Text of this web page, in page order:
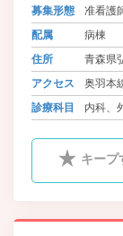
募集形態
准看護
配属
病棟
住所
青森県
アクセス
奥羽本
奥羽本
診療科目 内科、
キープ